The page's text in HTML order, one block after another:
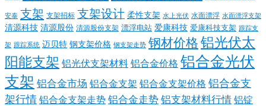
安泰 支架 支架招标 支架设计 柔性支架 水上光伏 水面漂浮 水面漂浮支架
清源科技 清源股份 清源股份支架 漂浮电站 爱康科技 爱康科技支架 跟踪支
架 跟踪系统 迈贝特 钢支架价格 钢支架走势 钢材价格 铝光伏太
阳能支架 铝光伏支架材料 铝合金价格 铝合金光伏
支架 铝合金市场 铝合金支架 铝合金支架价格 铝合金支
架行情 铝合金支架走势 铝合金走势 铝支架材料行情 铝锭